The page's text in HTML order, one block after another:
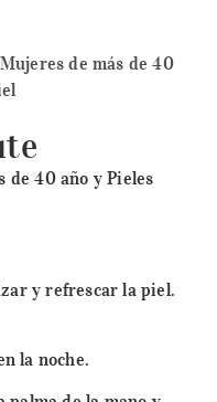
Mujeres de más de 40
de 40 año y Pieles
y refrescar la piel.
la noche.